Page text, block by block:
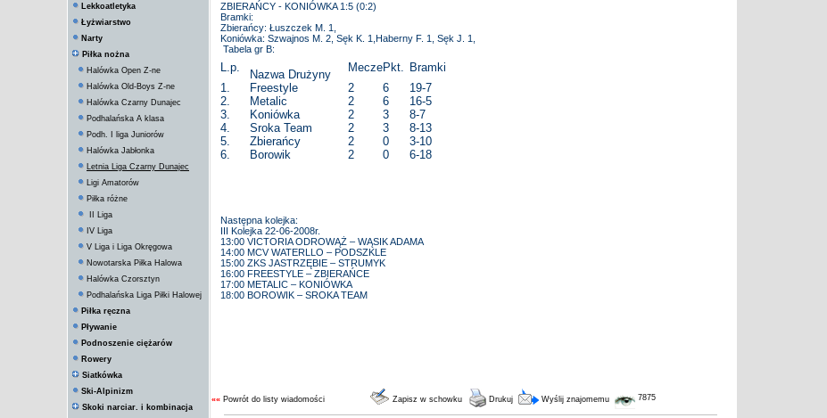
Lekkoatletyka
Łyżwiarstwo
Narty
Piłka nożna
Halówka Open Z-ne
Halówka Old-Boys Z-ne
Halówka Czarny Dunajec
Podhalańska A klasa
Podh. I liga Juniorów
Halówka Jabłonka
Letnia Liga Czarny Dunajec
Ligi Amatorów
Piłka różne
II Liga
IV Liga
V Liga i Liga Okręgowa
Nowotarska Piłka Halowa
Halówka Czorsztyn
Podhalańska Liga Piłki Halowej
Piłka ręczna
Pływanie
Podnoszenie ciężarów
Rowery
Siatkówka
Ski-Alpinizm
Skoki narciar. i kombinacja
ZBIERAŃCY - KONIÓWKA 1:5 (0:2)
Bramki:
Zbierańcy: Łuszczek M. 1,
Koniówka: Szwajnos M. 2, Sęk K. 1,Haberny F. 1, Sęk J. 1,
Tabela gr B:
L.p.
Nazwa Drużyny
MeczePkt. Bramki
1.
Freestyle 2 6
19-7
2.
Metalic 2 6
16-5
3.
Koniówka 2 3
8-7
4.
Sroka Team 2 3
8-13
5.
Zbierańcy 2 0
3-10
6.
Borowik 2 0 6-18
Następna kolejka:
III Kolejka 22-06-2008r.
13:00 VICTORIA ODROWĄŻ – WĄSIK ADAMA
14:00 MCV WATERLLO – PODSZKLE
15:00 ZKS JASTRZĘBIE – STRUMYK
16:00 FREESTYLE – ZBIERAŃCE
17:00 METALIC – KONIÓWKA
18:00 BOROWIK – SROKA TEAM
«« Powrót do listy wiadomości Zapisz w schowku Drukuj Wyślij znajomemu 7875